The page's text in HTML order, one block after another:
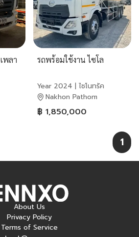
พลา
รถพร้อมใช้งาน ไซโล
Year 2024 | ไซโนทรัค
Nakhon Pathom
฿ 1,850,000
1
About Us
Privacy Policy
Terms of Service